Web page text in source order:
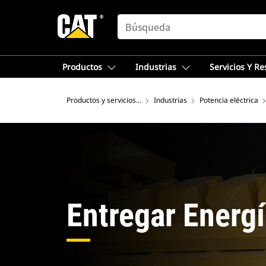
SEARCH
Productos Industrias Servicios Y
Productos y servicios - Norteamérica
Industrias Potencia eléctrica
Entregar